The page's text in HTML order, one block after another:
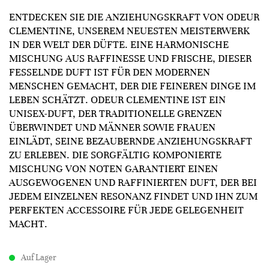
ENTDECKEN SIE DIE ANZIEHUNGSKRAFT VON ODEUR
CLEMENTINE, UNSEREM NEUESTEN MEISTERWERK
IN DER WELT DER DÜFTE. EINE HARMONISCHE
MISCHUNG AUS RAFFINESSE UND FRISCHE, DIESER
FESSELNDE DUFT IST FÜR DEN MODERNEN
MENSCHEN GEMACHT, DER DIE FEINEREN DINGE IM
LEBEN SCHÄTZT. ODEUR CLEMENTINE IST EIN
UNISEX-DUFT, DER TRADITIONELLE GRENZEN
ÜBERWINDET UND MÄNNER SOWIE FRAUEN
EINLÄDT, SEINE BEZAUBERNDE ANZIEHUNGSKRAFT
ZU ERLEBEN. DIE SORGFÄLTIG KOMPONIERTE
MISCHUNG VON NOTEN GARANTIERT EINEN
AUSGEWOGENEN UND RAFFINIERTEN DUFT, DER BEI
JEDEM EINZELNEN RESONANZ FINDET UND IHN ZUM
PERFEKTEN ACCESSOIRE FÜR JEDE GELEGENHEIT
MACHT.
Auf Lager